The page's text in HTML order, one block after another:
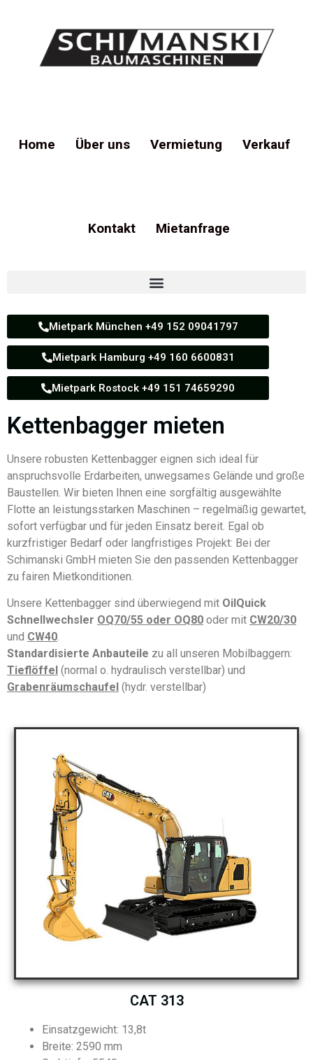
Home Über uns Vermietung Verkauf
Kontakt Mietanfrage
Mietpark München +49 152 09041797
Mietpark Hamburg +49 160 6600831
Mietpark Rostock +49 151 74659290
Kettenbagger mieten
Unsere robusten Kettenbagger eignen sich ideal für
anspruchsvolle Erdarbeiten, unwegsames Gelände und große
Baustellen. Wir bieten Ihnen eine sorgfältig ausgewählte
Flotte an leistungsstarken Maschinen – regelmäßig gewartet,
sofort verfügbar und für jeden Einsatz bereit. Egal ob
kurzfristiger Bedarf oder langfristiges Projekt: Bei der
Schimanski GmbH mieten Sie den passenden Kettenbagger
zu fairen Mietkonditionen.
Unsere Kettenbagger sind überwiegend mit OilQuick
Schnellwechsler OQ70/55 oder OQ80 oder mit CW20/30
und CW40.
Standardisierte Anbauteile zu all unseren Mobilbaggern:
Tieflöffel (normal o. hydraulisch verstellbar) und
Grabenräumschaufel (hydr. verstellbar)
CAT 313
Einsatzgewicht: 13,8t
Breite: 2590 mm